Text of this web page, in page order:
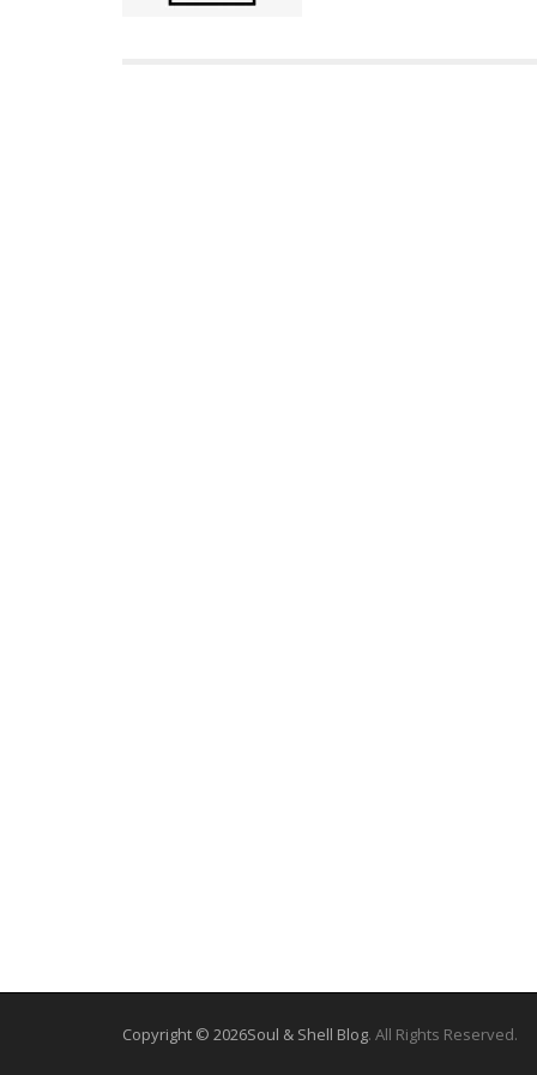
Copyright © 2026Soul & Shell Blog. All Rights Reserved.